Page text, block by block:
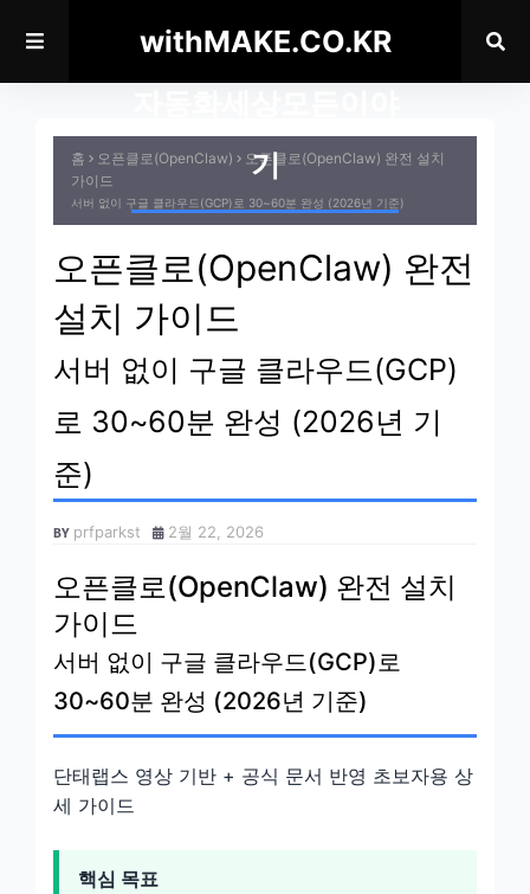
withMAKE.CO.KR
기
홈 오픈클로(OpenClaw)
오픈클로(OpenClaw) 완전 설치
가이드
서버 없이 구글 클라우드(GCP)로 30~60분 완성 (2026년 기준)
오픈클로(OpenClaw) 완전
설치 가이드
서버 없이 구글 클라우드(GCP)
로 30~60분 완성 (2026년 기
준)
prfparkst 2월 22, 2026
오픈클로(OpenClaw) 완전 설치
가이드
서버 없이 구글 클라우드(GCP)로
30~60분 완성 (2026년 기준)
단태랩스 영상 기반 + 공식 문서 반영 초보자용 상
세 가이드
핵심 목표